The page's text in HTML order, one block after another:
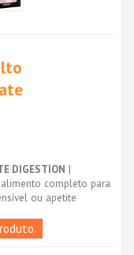
DIGESTION |
alimento completo para
ou apetite